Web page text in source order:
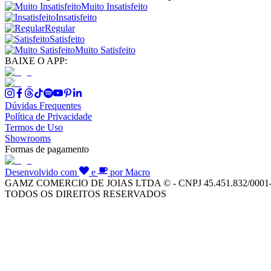
Muito Insatisfeito
Insatisfeito
Regular
Satisfeito
Muito Satisfeito
BAIXE O APP:
Dúvidas Frequentes
Política de Privacidade
Termos de Uso
Showrooms
Formas de pagamento
Desenvolvido com e
por Macro
GAMZ COMERCIO DE JOIAS LTDA © - CNPJ 45.451.832/
TODOS OS DIREITOS RESERVADOS